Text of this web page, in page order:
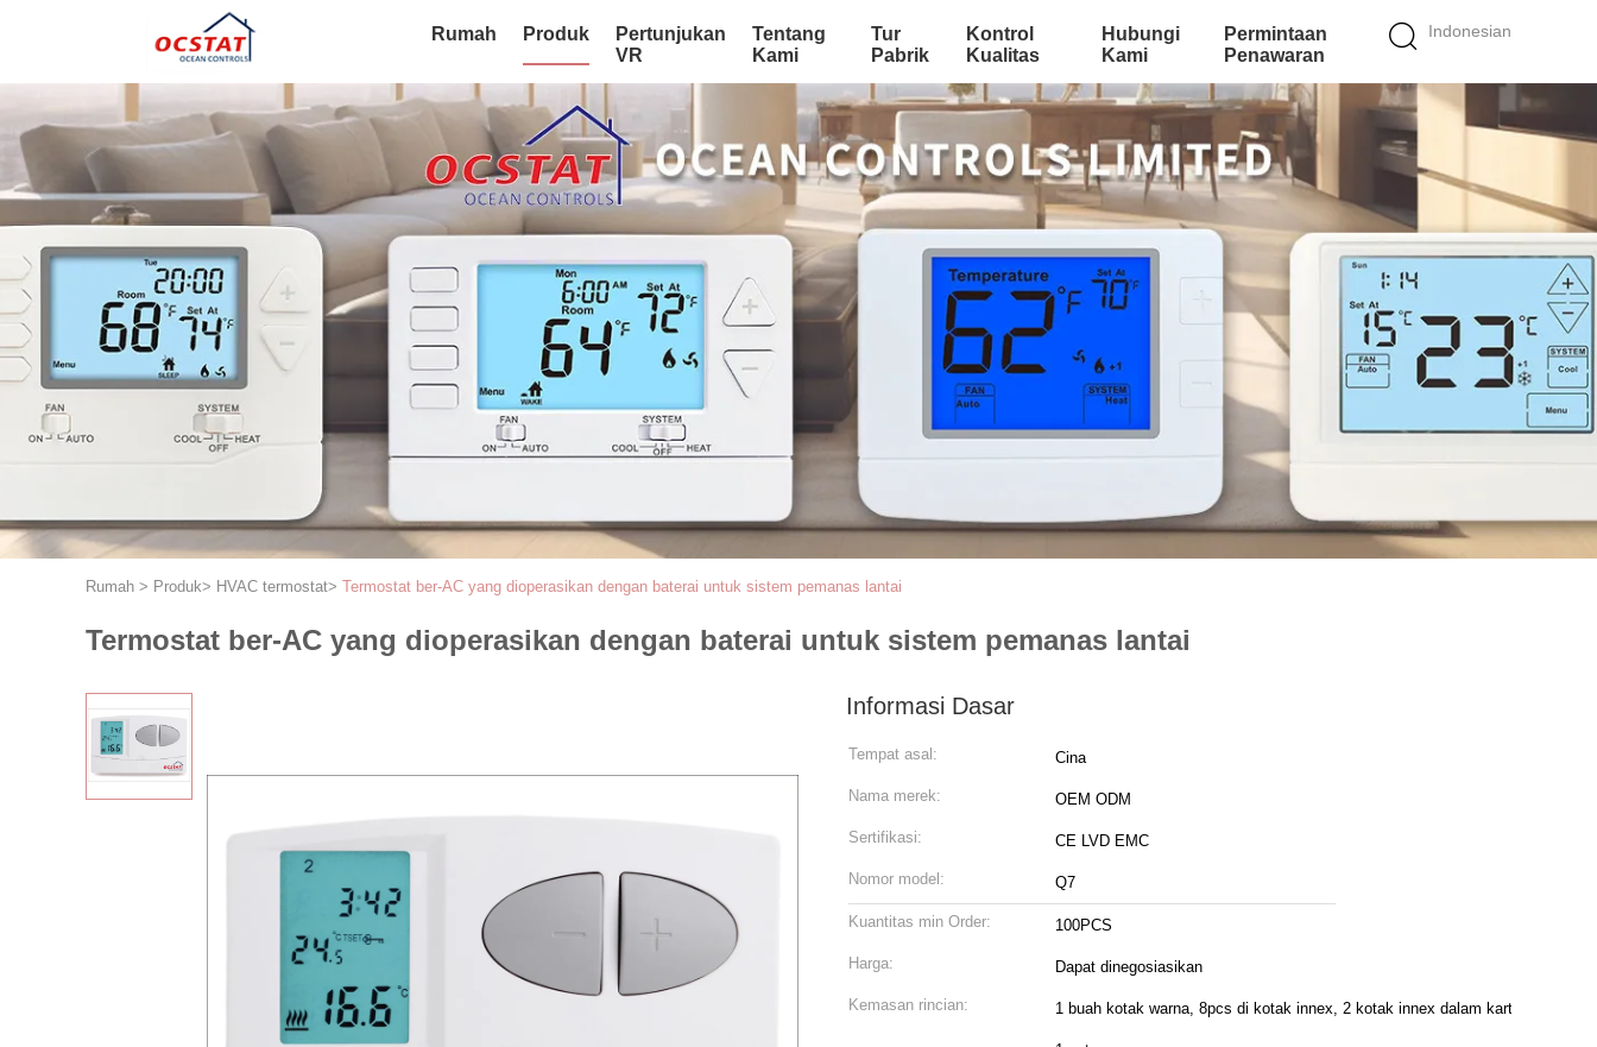
Indonesian
Rumah Produk
Pertunjukan
VR
Tentang
Kami
Tur
Pabrik
Kontrol
Kualitas
Hubungi
Kami
Permintaan
Penawaran
Rumah > Produk> HVAC termostat> Termostat ber-AC yang dioperasikan dengan baterai untuk sistem pemanas lantai
Termostat ber-AC yang dioperasikan dengan baterai untuk sistem pemanas lantai
Informasi Dasar
Tempat asal: Cina
Nama merek: OEM ODM
Sertifikasi: CE LVD EMC
Nomor model: Q7
Kuantitas min Order: 100PCS
Harga: Dapat dinegosiasikan
Kemasan rincian: 1 buah kotak warna, 8pcs di kotak innex, 2 kotak innex dalam karton